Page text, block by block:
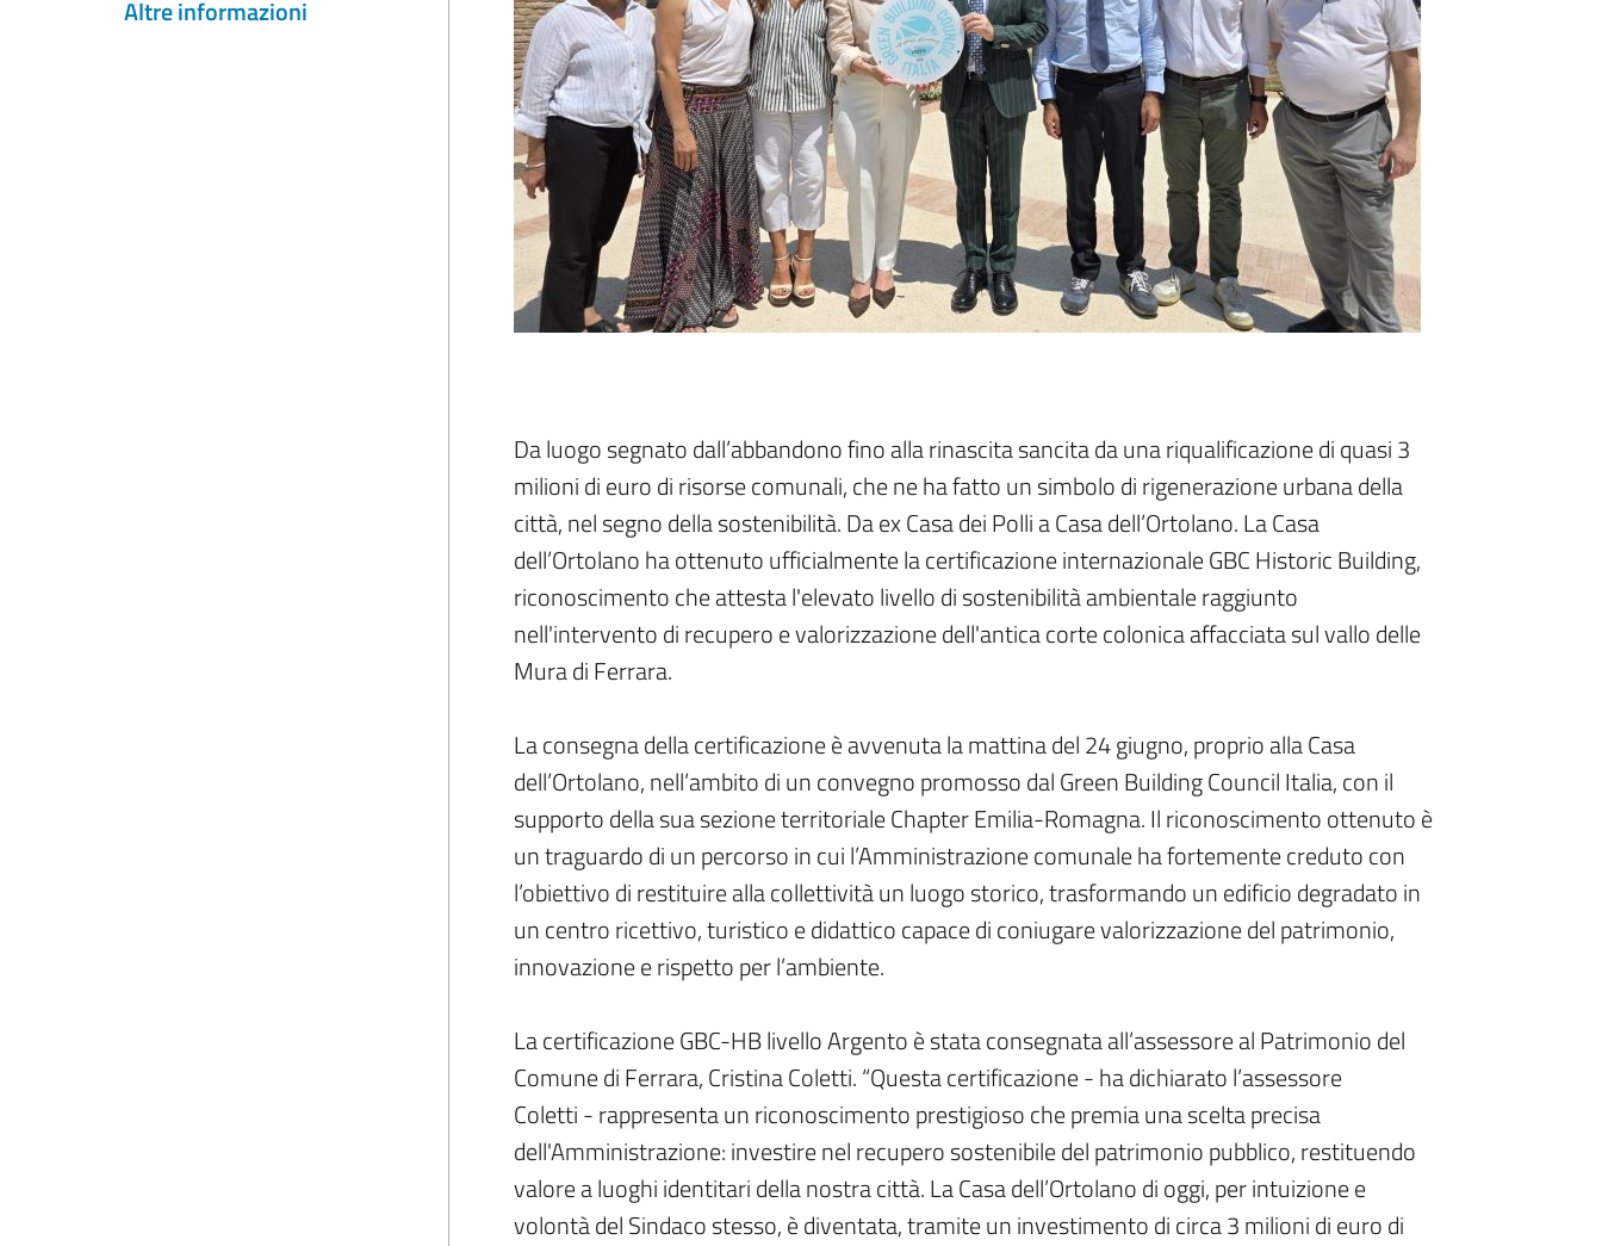
Altre informazioni
Da luogo segnato dall’abbandono fino alla rinascita sancita da una riqualificazione di quasi 3
milioni di euro di risorse comunali, che ne ha fatto un simbolo di rigenerazione urbana della
città, nel segno della sostenibilità. Da ex Casa dei Polli a Casa dell’Ortolano. La Casa
dell’Ortolano ha ottenuto ufficialmente la certificazione internazionale GBC Historic Building,
riconoscimento che attesta l'elevato livello di sostenibilità ambientale raggiunto
nell'intervento di recupero e valorizzazione dell'antica corte colonica affacciata sul vallo delle
Mura di Ferrara.
La consegna della certificazione è avvenuta la mattina del 24 giugno, proprio alla Casa
dell’Ortolano, nell’ambito di un convegno promosso dal Green Building Council Italia, con il
supporto della sua sezione territoriale Chapter Emilia-Romagna. Il riconoscimento ottenuto è
un traguardo di un percorso in cui l’Amministrazione comunale ha fortemente creduto con
l’obiettivo di restituire alla collettività un luogo storico, trasformando un edificio degradato in
un centro ricettivo, turistico e didattico capace di coniugare valorizzazione del patrimonio,
innovazione e rispetto per l’ambiente.
La certificazione GBC-HB livello Argento è stata consegnata all’assessore al Patrimonio del
Comune di Ferrara, Cristina Coletti. “Questa certificazione - ha dichiarato l’assessore
Coletti - rappresenta un riconoscimento prestigioso che premia una scelta precisa
dell'Amministrazione: investire nel recupero sostenibile del patrimonio pubblico, restituendo
valore a luoghi identitari della nostra città. La Casa dell’Ortolano di oggi, per intuizione e
volontà del Sindaco stesso, è diventata, tramite un investimento di circa 3 milioni di euro di